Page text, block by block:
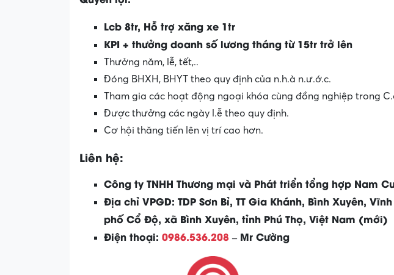
Lcb 8tr, Hỗ trợ xăng xe 1tr
KPI + thưởng doanh số lương tháng từ 15tr trở lên
Thưởng năm, lễ, tết,..
Đóng BHXH, BHYT theo quy định của n.h.à n.ư.ớ.c.
Tham gia các hoạt động ngoại khóa cùng đồng nghiệp trong
Được thưởng các ngày l.ễ theo quy định.
Cơ hội thăng tiến lên vị trí cao hơn.
Liên hệ:
Công ty TNHH Thương mại và Phát triển tổng hợp Nam
Địa chỉ VPGD: TDP Sơn Bỉ, TT Gia Khánh, Bình Xuyên,
phố Cổ Độ, xã Bình Xuyên, tỉnh Phú Thọ, Việt Nam (mới)
Điện thoại: 0986.536.208– Mr Cường